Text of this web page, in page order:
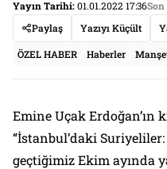
Yayın Tarihi:01.01.2022 17:36Son
Paylaş
Yazıyı Küçült
ÖZEL HABER Haberler
Emine Uçak Erdoğan’ın
“İstanbul’daki
geçtiğimiz Ekim ayında